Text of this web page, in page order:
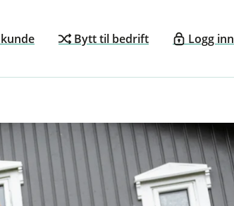
Bytt til bedrift Logg inn